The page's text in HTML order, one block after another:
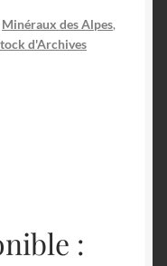
Minéraux des Alpes,
d'Archives
: